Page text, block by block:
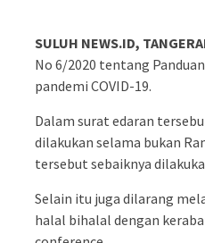
SULUH NEWS.ID,
No 6/2020 tentang
pandemi COVID-19.
Dalam surat edaran
dilakukan selama bukan
tersebut sebaiknya
Selain itu juga dilarang
halal bihalal dengan